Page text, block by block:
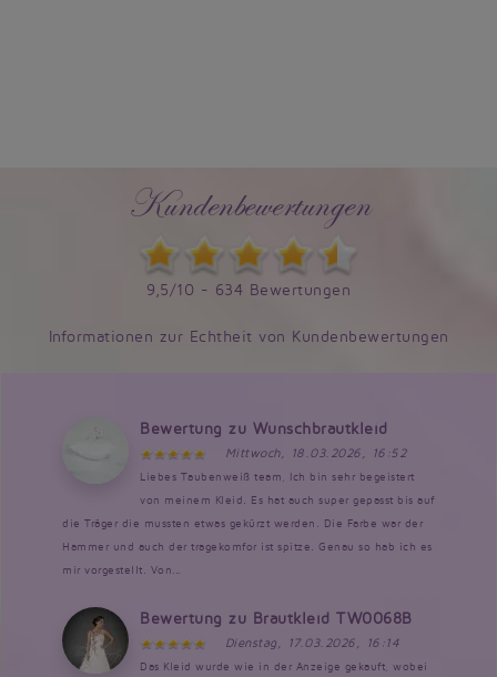
Kundenbewertungen
9,5/10 - 634 Bewertungen
Informationen zur Echtheit von Kundenbewertungen
Bewertung zu Wunschbrautkleid
Mittwoch, 18.03.2026, 16:52
Liebes Taubenweiß team, Ich bin sehr begeistert
von meinem Kleid. Es hat auch super gepasst bis auf
die Träger die mussten etwas gekürzt werden. Die Farbe war der
Hammer und auch der tragekomfor ist spitze. Genau so hab ich es
mir vorgestellt. Von...
Bewertung zu Brautkleid TW0068B
Dienstag, 17.03.2026, 16:14
Das Kleid wurde wie in der Anzeige gekauft, wobei